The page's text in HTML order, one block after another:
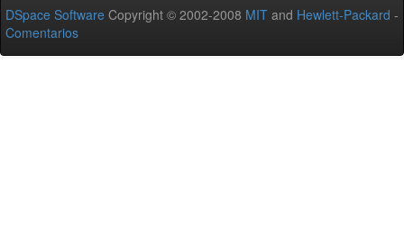
DSpace Software Copyright © 2002-2008 MIT and Hewlett-Packard -
Comentarios